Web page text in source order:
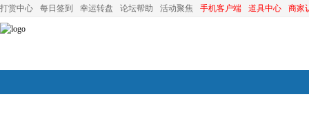
打赏中心 每日签到 幸运转盘 论坛帮助 活动聚焦 手机客户端 道具中心 商家